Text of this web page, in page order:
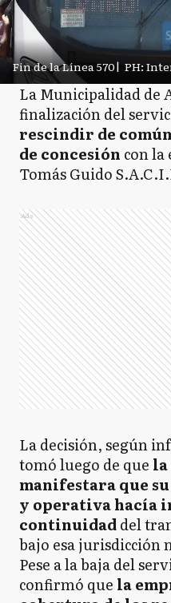
Fin de la Línea 570| PH:
La Municipalidad de
finalización del
rescindir de
de concesión con la
Tomás Guido
Ads
La decisión, según
tomó luego de que
manifestara que
y operativa hacía
continuidaddel
bajo esa jurisdicción
Pese a la baja del
confirmó que la